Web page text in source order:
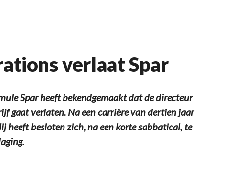
verlaat Spar
Spar heeft bekendgemaakt dat de directeur
gaat verlaten. Na een carrière van dertien jaar
heeft besloten zich, na een korte sabbatical, te